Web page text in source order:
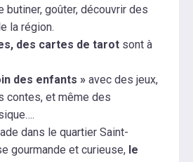
butiner, goûter, découvrir des
la région.
des cartes de tarot sont à
des enfants » avec des jeux,
contes, et même des
dans le quartier Saint-
gourmande et curieuse, le